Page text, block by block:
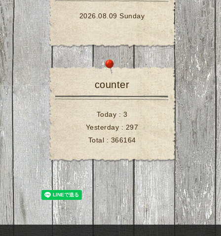
2026.08.09 Sunday
counter
Today : 3
Yesterday : 297
Total : 366164